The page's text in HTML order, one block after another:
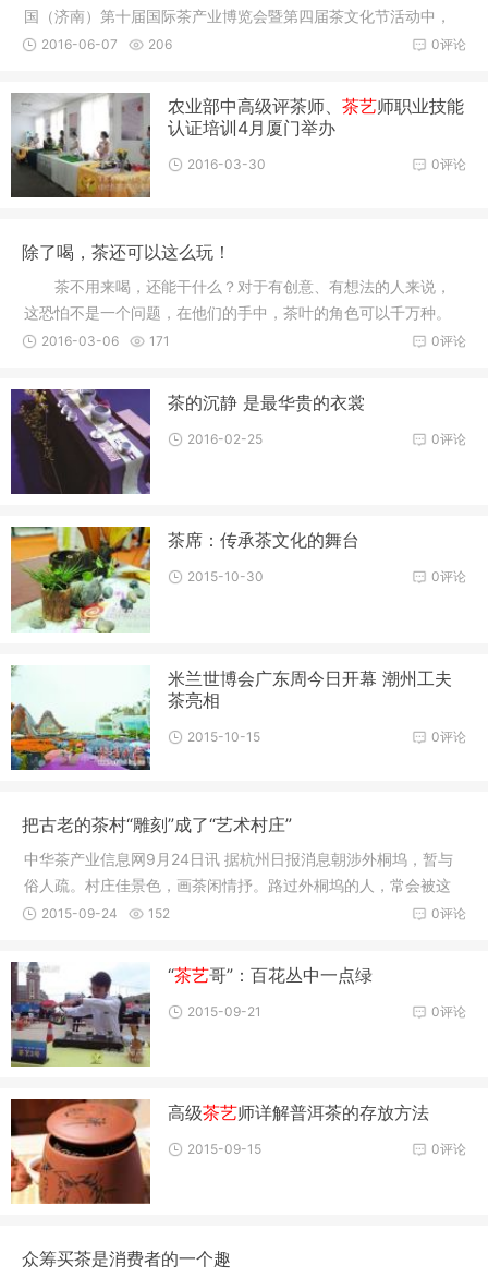
国（济南）第十届国际茶产业博览会暨第四届茶文化节活动中，
除了茗
0评论
2016-06-07 206
农业部中高级评茶师、茶艺师职业技能
认证培训4月厦门举办
0评论
2016-03-30
除了喝，茶还可以这么玩！
茶不用来喝，还能干什么？对于有创意、有想法的人来说，
这恐怕不是一个问题，在他们的手中，茶叶的角色可以千万种。​
在
0评论
2016-03-06 171
茶的沉静 是最华贵的衣裳
0评论
2016-02-25
茶席：传承茶文化的舞台
0评论
2015-10-30
米兰世博会广东周今日开幕 潮州工夫
茶亮相
0评论
2015-10-15
把古老的茶村“雕刻”成了“艺术村庄”
中华茶产业信息网9月24日讯 据杭州日报消息朝涉外桐坞，暂与
俗人疏。村庄佳景色，画茶闲情抒。路过外桐坞的人，常会被这
里的美景
0评论
2015-09-24 152
“茶艺哥”：百花丛中一点绿
0评论
2015-09-21
高级茶艺师详解普洱茶的存放方法
0评论
2015-09-15
众筹买茶是消费者的一个趣